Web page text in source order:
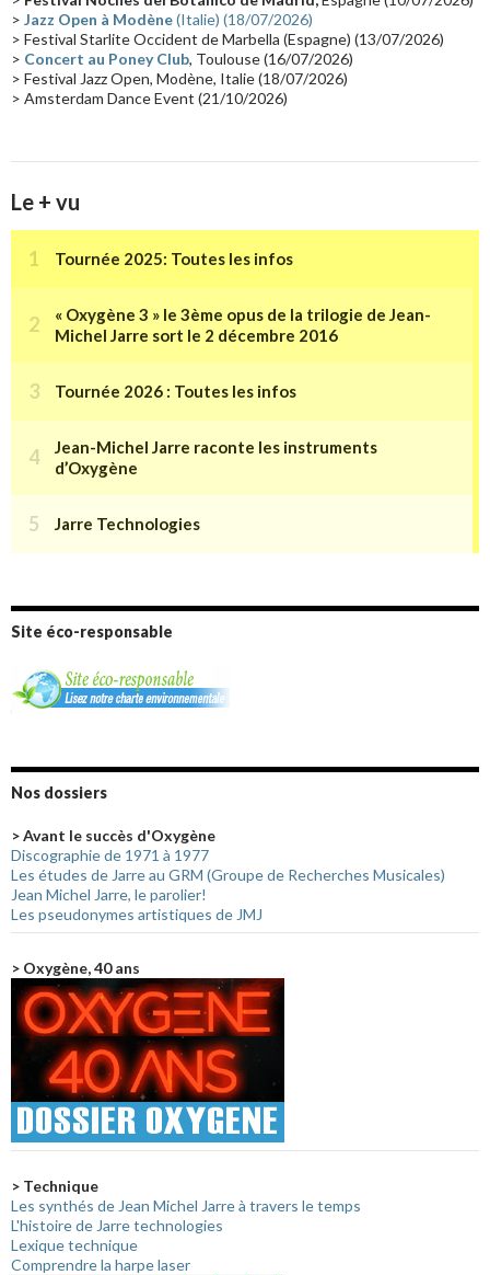
Tournée 2025(14) 2024(14) Chine(13)
> Jazz Open à Modène(Italie) (18/07/2026)
> Festival Starlite Occident de Marbella (Espagne) (13/07/2026)
> Concert au Poney Club, Toulouse (16/07/2026)
> Festival Jazz Open, Modène, Italie (18/07/2026)
> Amsterdam Dance Event (21/10/2026)
Le + vu
Site éco-responsable
Nos dossiers
> Avant le succès d'Oxygène
Discographie de 1971 à 1977
Les études de Jarre au GRM (Groupe de Recherches Musicales)
Jean Michel Jarre, le parolier!
Les pseudonymes artistiques de JMJ
> Oxygène, 40 ans
> Technique
Les synthés de Jean Michel Jarre à travers le temps
L'histoire de Jarre technologies
Lexique technique
Comprendre la harpe laser